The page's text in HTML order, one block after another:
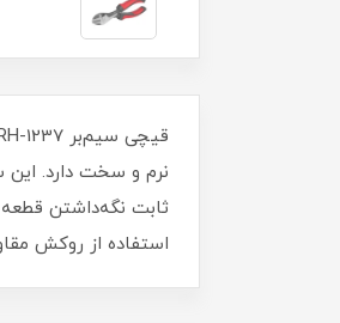
ثابت نگه‌داشتن
استفاده از روکش